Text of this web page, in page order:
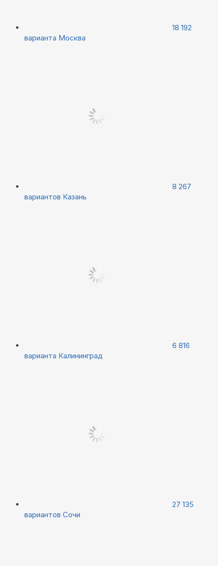
18 192
варианта Москва
8 267
вариантов Казань
6 816
варианта Калининград
27 135
вариантов Сочи